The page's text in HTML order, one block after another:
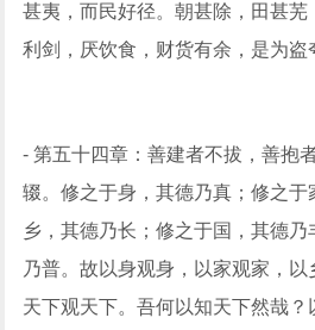
甚夷，而民好径。朝甚除，田甚
利剑，厌饮食，财货有余，是为盗
- 第五十四章：善建者不拔，善抱
辍。修之于身，其德乃真；修之
乡，其德乃长；修之于国，其德
乃普。故以身观身，以家观家，以
天下观天下。吾何以知天下然哉？